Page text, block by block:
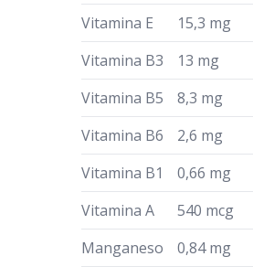
Vitamina E
15,3 mg
Vitamina B3
13 mg
Vitamina B5
8,3 mg
Vitamina B6
2,6 mg
Vitamina B1
0,66 mg
Vitamina A
540 mcg
Manganeso
0,84 mg